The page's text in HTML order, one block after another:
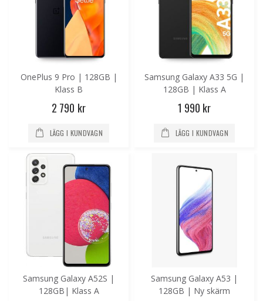
OnePlus 9 Pro | 128GB |
Klass B
2 790 kr
LÄGG I KUNDVAGN
Samsung Galaxy A33 5G |
128GB | Klass A
1 990 kr
LÄGG I KUNDVAGN
Samsung Galaxy A52S |
128GB| Klass A
Samsung Galaxy A53 |
128GB | Ny skärm